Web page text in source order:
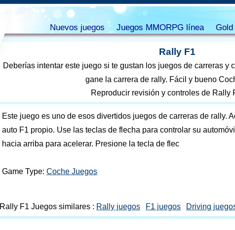
Rally F1
Deberías intentar este juego si te gustan los juegos de carreras y
gane la carrera de rally. Fácil y bueno
Reproducir revisión y controles de Rally
Este juego es uno de esos divertidos juegos de carreras de rally.
auto F1 propio. Use las teclas de flecha para controlar su
hacia arriba para acelerar. Presione la tecla de flec
Game Type: Coche Juegos
Rally F1 Juegos similares : Rally juegos F1 juegos Driving
Nuevos juegos Juegos MMORPG línea Gold